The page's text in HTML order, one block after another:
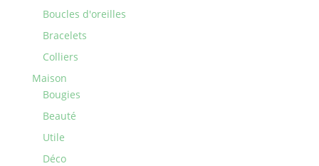
Boucles d'oreilles
Bracelets
Colliers
Maison
Bougies
Beauté
Utile
Déco